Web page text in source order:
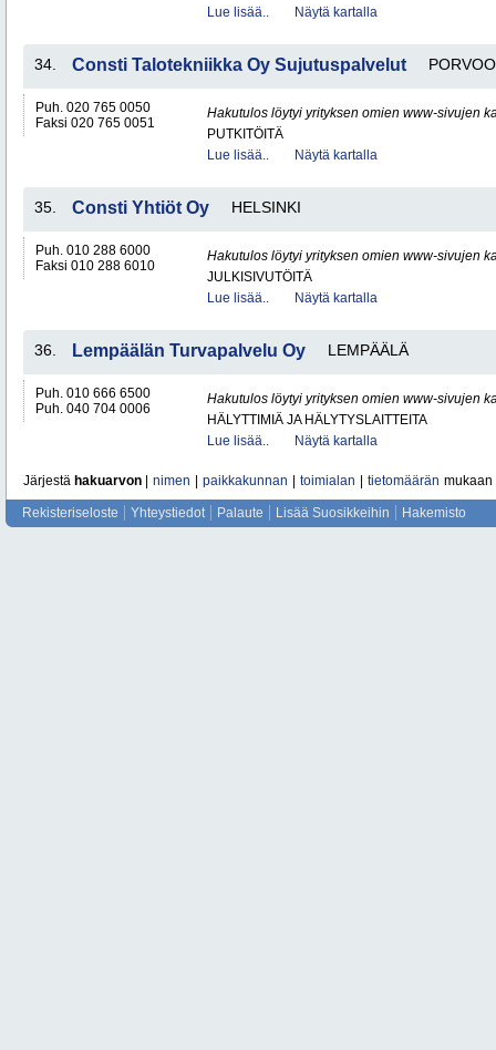
Lue lisää..
Näytä kartalla
34. Consti Talotekniikka Oy Sujutuspalvelut PORVOO
Puh. 020 765 0050
Faksi 020 765 0051
Hakutulos löytyi yrityksen omien www-sivujen
PUTKITÖITÄ
Lue lisää..
Näytä kartalla
35. Consti Yhtiöt Oy HELSINKI
Puh. 010 288 6000
Faksi 010 288 6010
Hakutulos löytyi yrityksen omien www-sivujen
JULKISIVUTÖITÄ
Lue lisää..
Näytä kartalla
36. Lempäälän Turvapalvelu Oy LEMPÄÄLÄ
Puh. 010 666 6500
Puh. 040 704 0006
Hakutulos löytyi yrityksen omien www-sivujen
HÄLYTTIMIÄ JA HÄLYTYSLAITTEITA
Lue lisää..
Näytä kartalla
Järjestä hakuarvon nimen paikkakunnan toimialan tietomäärän mukaan
Rekisteriseloste Yhteystiedot Palaute Lisää Suosikkeihin Hakemisto